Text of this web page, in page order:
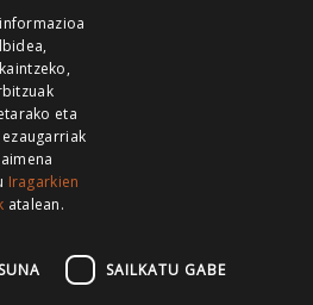
GUKA
GUKA ZUMAIA GUKA
eta
Iragarkien
atalean.
SAILKATU GABE